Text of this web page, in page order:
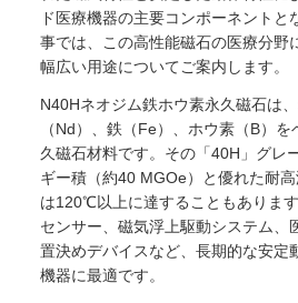
ド医療機器の主要コンポーネントと
事では、この高性能磁石の医療分野
幅広い用途についてご案内します。
N40Hネオジム鉄ホウ素永久磁石は
（Nd）、鉄（Fe）、ホウ素（B）
久磁石材料です。その「40H」グレ
ギー積（約40 MGOe）と優れた耐
は120℃以上に達することもありま
センサー、磁気浮上駆動システム、
置決めデバイスなど、長期的な安定
機器に最適です。